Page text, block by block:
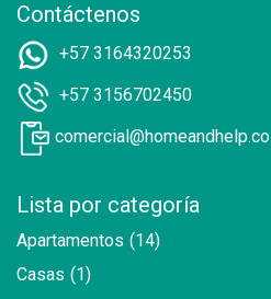
Contáctenos
+57 3164320253
+57 3156702450
comercial@homeandhelp.co
Lista por categoría
Apartamentos (14)
Casas (1)